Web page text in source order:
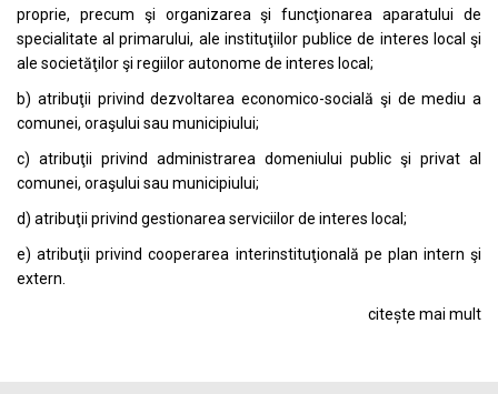
proprie, precum şi organizarea şi funcţionarea aparatului de
specialitate al primarului, ale instituţiilor publice de interes local şi
ale societăţilor şi regiilor autonome de interes local;
b) atribuţii privind dezvoltarea economico-socială şi de mediu a
comunei, oraşului sau municipiului;
c) atribuţii privind administrarea domeniului public şi privat al
comunei, oraşului sau municipiului;
d) atribuţii privind gestionarea serviciilor de interes local;
e) atribuţii privind cooperarea interinstituţională pe plan intern şi
extern.
citește mai mult